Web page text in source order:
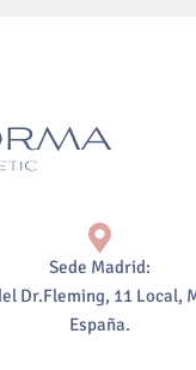
Sede Madrid:
Dr.Fleming, 11 Local,
España.